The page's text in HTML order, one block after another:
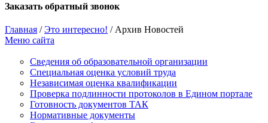
Заказать обратный звонок
Главная /Это интересно! / Архив Новостей
Меню сайта
Сведения об образовательной организации
Cпециальная оценка условий труда
Независимая оценка квалификации
Проверка подлинности протоколов в Едином портале
Готовность документов ТАК
Нормативные документы